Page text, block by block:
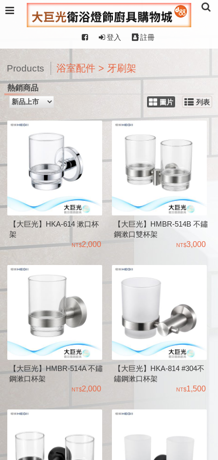
登入 註冊
Products 浴室配件 > 牙刷架
熱銷商品
圖片 列表
【大巨光】HKA-614 漱口杯
架
2,000
【大巨光】HMBR-514B 不鏽
鋼漱口雙杯架
3,000
【大巨光】HMBR-514A 不鏽
鋼漱口杯架
2,000
【大巨光】HKA-814 #304不
鏽鋼漱口杯架
1,500